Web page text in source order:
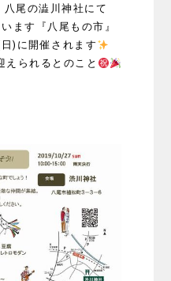
尾の澁川神社にて
ます『八尾もの市』
)に開催されます
えられるとのこと